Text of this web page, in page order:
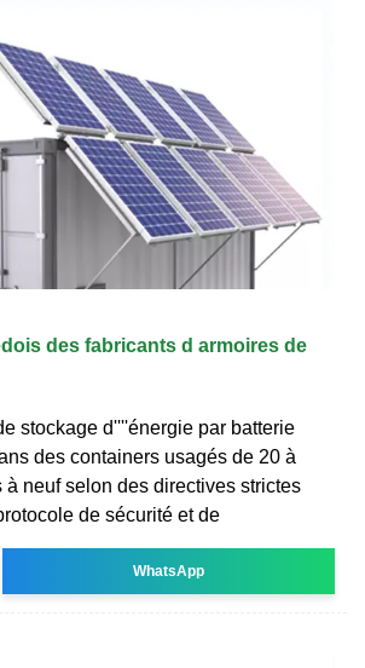
des fabricants d armoires de
stockage d''''énergie par batterie
des containers usagés de 20 à
à neuf selon des directives strictes
de sécurité et de
WhatsApp